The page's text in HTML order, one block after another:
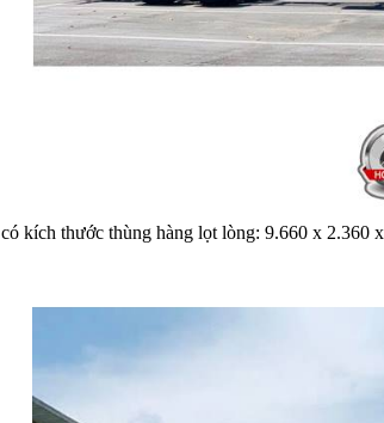
có kích thước thùng hàng lọt lòng: 9.660 x 2.360